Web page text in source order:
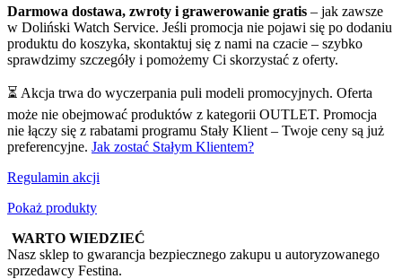
Darmowa dostawa, zwroty i grawerowanie gratis – jak zawsze
w Doliński Watch Service. Jeśli promocja nie pojawi się po dodaniu
produktu do koszyka, skontaktuj się z nami na czacie – szybko
sprawdzimy szczegóły i pomożemy Ci skorzystać z oferty.
⏳ Akcja trwa do wyczerpania puli modeli promocyjnych. Oferta
może nie obejmować produktów z kategorii OUTLET. Promocja
nie łączy się z rabatami programu Stały Klient – Twoje ceny są już
preferencyjne. Jak zostać Stałym Klientem?
Regulamin akcji
Pokaż produkty
WARTO WIEDZIEĆ
Nasz sklep to gwarancja bezpiecznego zakupu u autoryzowanego
sprzedawcy Festina.